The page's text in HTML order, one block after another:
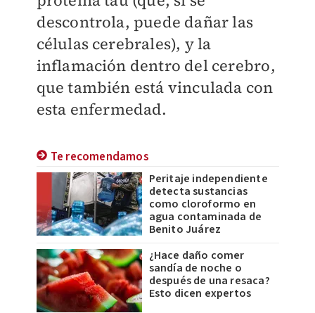
descontrola, puede dañar las
células cerebrales), y la
inflamación dentro del cerebro,
que también está vinculada con
esta enfermedad.
Te recomendamos
Peritaje independiente
detecta sustancias
como cloroformo en
agua contaminada de
Benito Juárez
¿Hace daño comer
sandía de noche o
después de una resaca?
Esto dicen expertos